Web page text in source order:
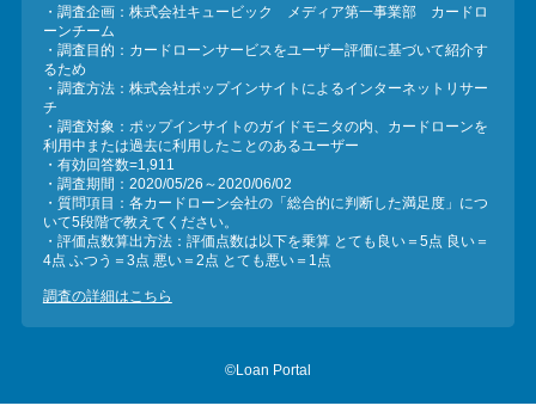
・調査企画：株式会社キュービック メディア第一事業部 カードロ
ーンチーム
・調査目的：カードローンサービスをユーザー評価に基づいて紹介す
るため
・調査方法：株式会社ポップインサイトによるインターネットリサー
チ
・調査対象：ポップインサイトのガイドモニタの内、カードローンを
利用中または過去に利用したことのあるユーザー
・有効回答数=1,911
・調査期間：2020/05/26～2020/06/02
・質問項目：各カードローン会社の「総合的に判断した満足度」につ
いて5段階で教えてください。
・評価点数算出方法：評価点数は以下を乗算 とても良い＝5点 良い＝
4点 ふつう＝3点 悪い＝2点 とても悪い＝1点
調査の詳細はこちら
©Loan Portal